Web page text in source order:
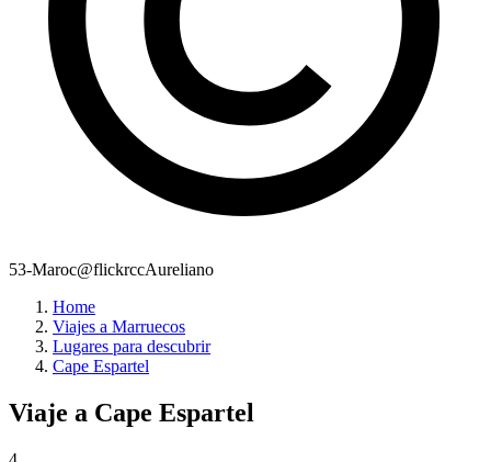
53-Maroc@flickrccAureliano
Home
Viajes a Marruecos
Lugares para descubrir
Cape Espartel
Viaje a Cape Espartel